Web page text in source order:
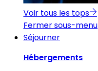
Voir tous les tops
Fermer sous-menu
Séjourner
Hébergements